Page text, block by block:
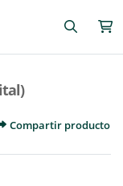
Compartir producto